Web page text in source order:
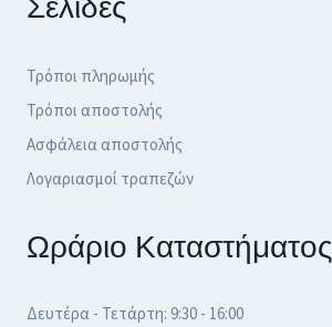
Τρόποι πληρωμής
Τρόποι αποστολής
Ασφάλεια αποστολής
Λογαριασμοί τραπεζών
Ωράριο Καταστήματος
Δευτέρα - Τετάρτη: 9:30 - 16:00